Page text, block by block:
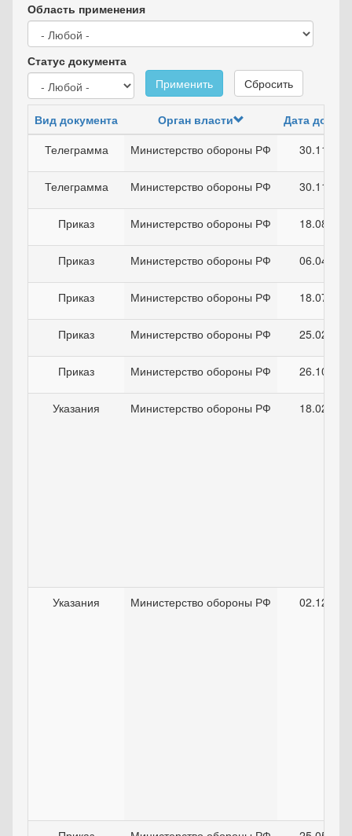
Область применения
Статус документа
Применить
Сбросить
Вид документа Орган власти
Дата
Телеграмма
Министерство обороны РФ
Телеграмма Министерство обороны РФ
Приказ Министерство обороны РФ
Приказ Министерство обороны РФ
Приказ Министерство обороны РФ
Приказ Министерство обороны РФ
Приказ Министерство обороны РФ
Указания Министерство обороны РФ
Указания Министерство обороны РФ